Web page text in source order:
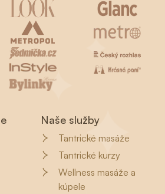
Naše služby
Tantrické masáže
Tantrické kurzy
Wellness masáže a
kúpele